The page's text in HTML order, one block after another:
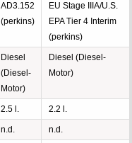
AD3.152
(perkins)
EU Stage IIIA/U.S.
EPA Tier 4 Interim
(perkins)
Diesel
(Diesel-
Motor)
Diesel (Diesel-
Motor)
2.5 l. 2.2 l.
n.d. n.d.